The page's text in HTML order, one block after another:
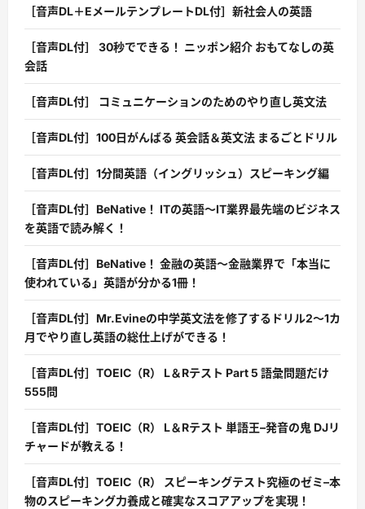
［音声DL＋EメールテンプレートDL付］新社会人の英語
［音声DL付］ 30秒でできる！ ニッポン紹介 おもてなしの英
会話
［音声DL付］ コミュニケーションのためのやり直し英文法
［音声DL付］100日がんばる 英会話＆英文法 まるごとドリル
［音声DL付］1分間英語（イングリッシュ）スピーキング編
［音声DL付］BeNative！ ITの英語〜IT業界最先端のビジネス
を英語で読み解く！
［音声DL付］BeNative！ 金融の英語〜金融業界で「本当に
使われている」英語が分かる1冊！
［音声DL付］Mr.Evineの中学英文法を修了するドリル2〜1カ
月でやり直し英語の総仕上げができる！
［音声DL付］TOEIC（R） L＆Rテスト Part 5 語彙問題だけ
555問
［音声DL付］TOEIC（R） L＆Rテスト 単語王–発音の鬼 DJリ
チャードが教える！
［音声DL付］TOEIC（R） スピーキングテスト究極のゼミ–本
物のスピーキング力養成と確実なスコアアップを実現！